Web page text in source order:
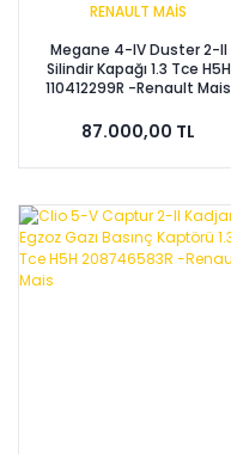
RENAULT MAİS
Megane 4-IV Duster 2-II
Silindir Kapağı 1.3 Tce H5H
110412299R -Renault Mais
87.000,00 TL